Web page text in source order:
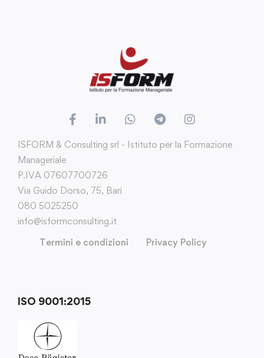
ISFORM & Consulting srl - Istituto per la Formazione
Manageriale
P.IVA 07607700726
Via Guido Dorso, 75, Bari
080 5025250
info@isformconsulting.it
Termini e condizioni
Privacy Policy
ISO 9001:2015